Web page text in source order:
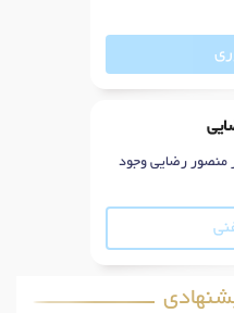
منصور رضایی وجود